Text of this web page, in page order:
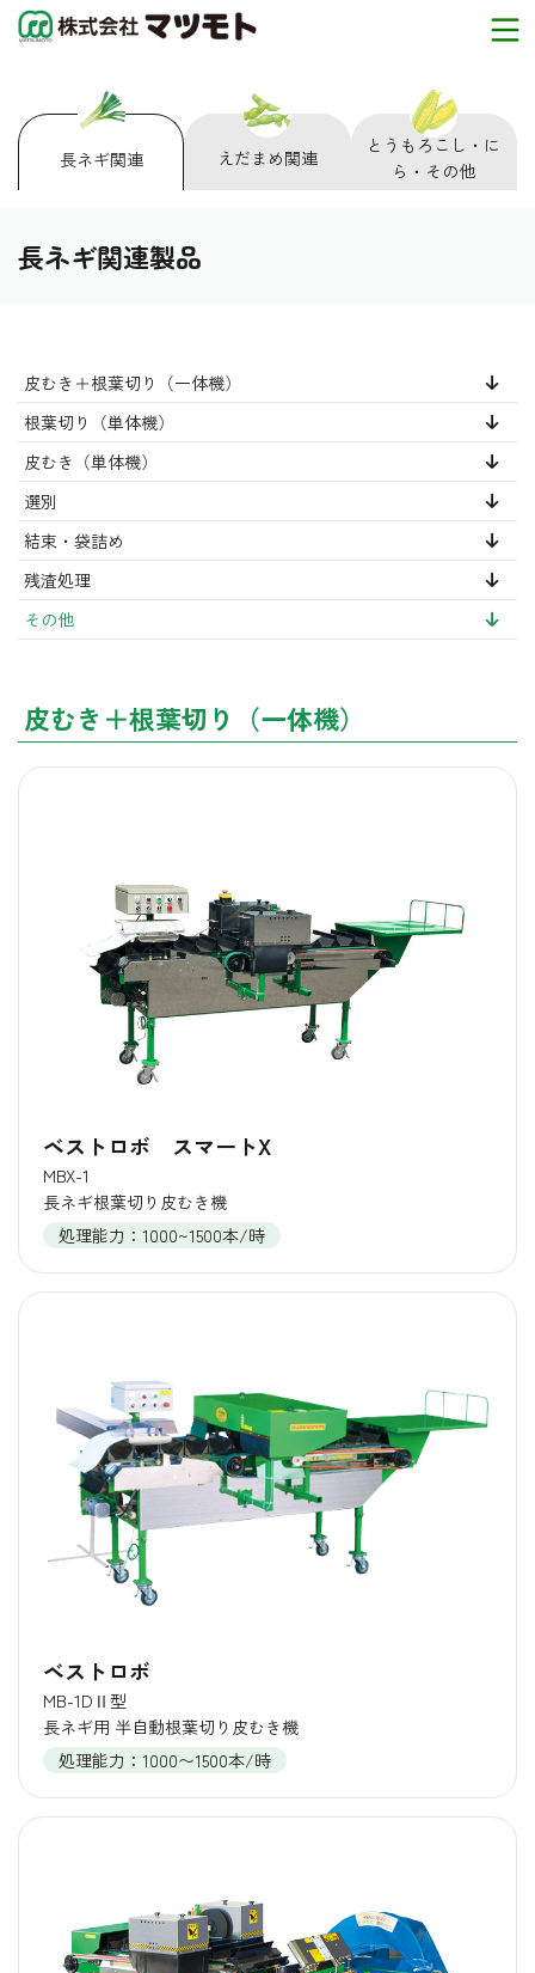
長ネギ関連 えだまめ関連
とうもろこし・に
ら・その他
長ネギ関連製品
皮むき＋根葉切り（一体機）
根葉切り（単体機）
皮むき（単体機）
選別
結束・袋詰め
残渣処理
その他
皮むき＋根葉切り（一体機）
ベストロボ スマートX
MBX-1
長ネギ根葉切り皮むき機
処理能力：1000~1500本/時
ベストロボ
MB-1DⅡ型
長ネギ用 半自動根葉切り皮むき機
処理能力：1000〜1500本/時